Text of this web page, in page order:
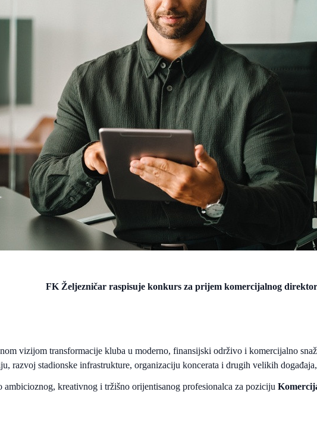
FK Željezničar raspisuje konkurs za prijem komercijalnog
vizijom transformacije kluba u moderno, finansijski održivo i komercijalno
razvoj stadionske infrastrukture, organizaciju koncerata i drugih velikih
kreativnog i tržišno orijentisanog profesionalca za poziciju